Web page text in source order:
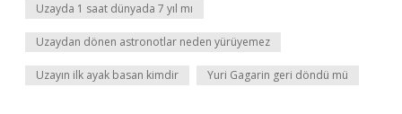
Uzayda 1 saat dünyada 7 yıl mı
Uzaydan dönen astronotlar neden yürüyemez
Uzayın ilk ayak basan kimdir Yuri Gagarin geri döndü mü